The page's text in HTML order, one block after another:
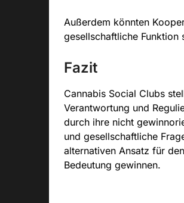
Außerdem könnten
gesellschaftliche Funktion
Fazit
Cannabis Social Clubs
Verantwortung und
durch ihre nicht
und gesellschaftliche
alternativen Ansatz für
Bedeutung gewinnen.